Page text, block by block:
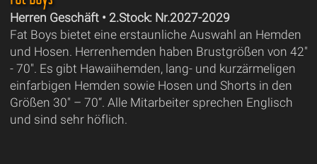
Herren Geschäft • 2.Stock: Nr.2027-2029
Fat Boys bietet eine erstaunliche Auswahl an Hemden
und Hosen. Herrenhemden haben Brustgrößen von 42"
- 70". Es gibt Hawaiihemden, lang- und kurzärmeligen
einfarbigen Hemden sowie Hosen und Shorts in den
Größen 30" – 70“. Alle Mitarbeiter sprechen Englisch
und sind sehr höflich.